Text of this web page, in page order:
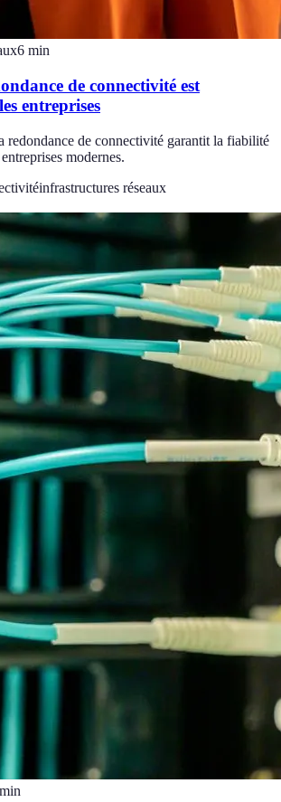
6 min
de connectivité est
entreprises
redondance de connectivité garantit la fiabilité
modernes.
infrastructures réseaux
min